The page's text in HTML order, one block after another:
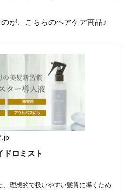
が、こちらのヘアケア商品♪
ロミスト
、理想的で扱いやすい髪質に導くため